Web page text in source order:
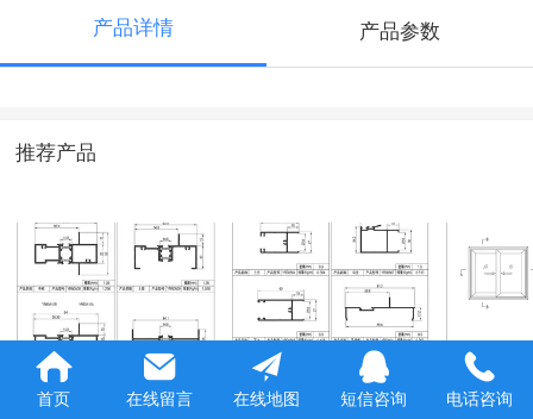
产品详情 产品参数
推荐产品
YR80A_02 YR908_02
首页 在线留言 在线地图 短信咨询 电话咨询